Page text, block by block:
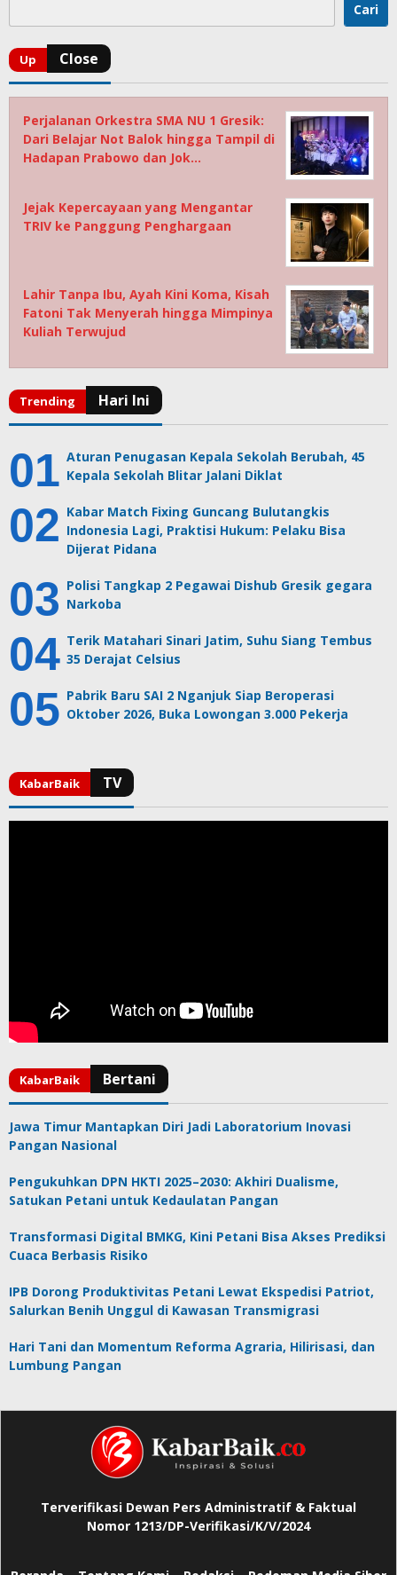
Cari
Perjalanan Orkestra SMA NU 1 Gresik:
Dari Belajar Not Balok hingga Tampil di
Hadapan Prabowo dan Jok…
Jejak Kepercayaan yang Mengantar
TRIV ke Panggung Penghargaan
Lahir Tanpa Ibu, Ayah Kini Koma, Kisah
Fatoni Tak Menyerah hingga Mimpinya
Kuliah Terwujud
Aturan Penugasan Kepala Sekolah Berubah, 45
Kepala Sekolah Blitar Jalani Diklat
Kabar Match Fixing Guncang Bulutangkis
Indonesia Lagi, Praktisi Hukum: Pelaku Bisa
Dijerat Pidana
Polisi Tangkap 2 Pegawai Dishub Gresik gegara
Narkoba
Terik Matahari Sinari Jatim, Suhu Siang Tembus
35 Derajat Celsius
Pabrik Baru SAI 2 Nganjuk Siap Beroperasi
Oktober 2026, Buka Lowongan 3.000 Pekerja
Jawa Timur Mantapkan Diri Jadi Laboratorium Inovasi
Pangan Nasional
Pengukuhkan DPN HKTI 2025–2030: Akhiri Dualisme,
Satukan Petani untuk Kedaulatan Pangan
Transformasi Digital BMKG, Kini Petani Bisa Akses Prediksi
Cuaca Berbasis Risiko
IPB Dorong Produktivitas Petani Lewat Ekspedisi Patriot,
Salurkan Benih Unggul di Kawasan Transmigrasi
Hari Tani dan Momentum Reforma Agraria, Hilirisasi, dan
Lumbung Pangan
Terverifikasi Dewan Pers Administratif & Faktual
Nomor 1213/DP-Verifikasi/K/V/2024